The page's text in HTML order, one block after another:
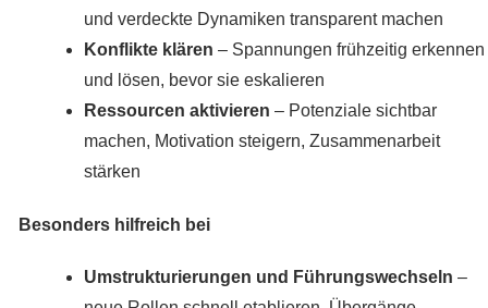
und verdeckte Dynamiken transparent machen
Konflikte klären – Spannungen frühzeitig erkennen
und lösen, bevor sie eskalieren
Ressourcen aktivieren – Potenziale sichtbar
machen, Motivation steigern, Zusammenarbeit
stärken
Besonders hilfreich bei
Umstrukturierungen und Führungswechseln –